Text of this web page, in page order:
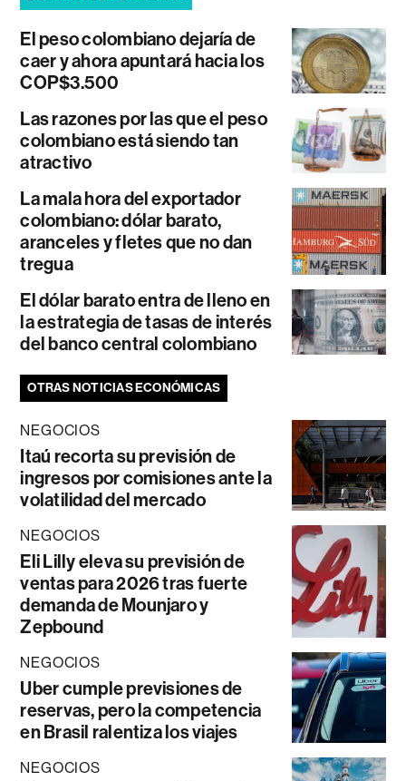
El peso colombiano dejaría de
caer y ahora apuntará hacia los
COP$3.500
Las razones por las que el peso
colombiano está siendo tan
atractivo
La mala hora del exportador
colombiano: dólar barato,
aranceles y fletes que no dan
tregua
El dólar barato entra de lleno en
la estrategia de tasas de interés
del banco central colombiano
OTRAS NOTICIAS ECONÓMICAS
NEGOCIOS
Itaú recorta su previsión de
ingresos por comisiones ante la
volatilidad del mercado
NEGOCIOS
Eli Lilly eleva su previsión de
ventas para 2026 tras fuerte
demanda de Mounjaro y
Zepbound
NEGOCIOS
Uber cumple previsiones de
reservas, pero la competencia
en Brasil ralentiza los viajes
NEGOCIOS